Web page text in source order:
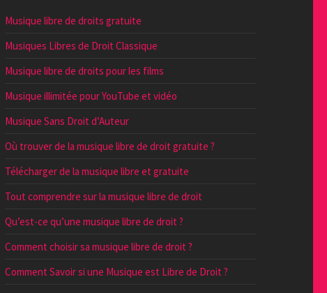
Musique libre de droits gratuite
Musiques Libres de Droit Classique
Musique libre de droits pour les films
Musique illimitée pour YouTube et vidéo
Musique Sans Droit d’Auteur
Où trouver de la musique libre de droit gratuite ?
Télécharger de la musique libre et gratuite
Tout comprendre sur la musique libre de droit
Qu’est-ce qu’une musique libre de droit ?
Comment choisir sa musique libre de droit ?
Comment Savoir si une Musique est Libre de Droit ?